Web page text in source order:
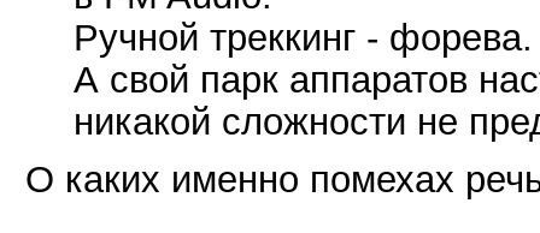
Ручной треккинг - форева.
А свой парк аппаратов
никакой сложности не
О каких именно помехах